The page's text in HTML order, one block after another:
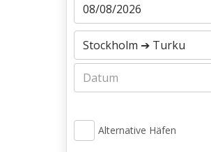
Alternative Häfen